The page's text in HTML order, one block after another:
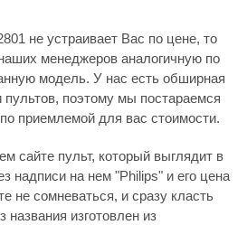
не устраивает Вас по цене, то
менеджеров аналогичную по
модель. У нас есть обширная
пультов, поэтому мы постараемся
приемлемой для вас стоимости.
сайте пульт, который выглядит в
надписи на нем "Philips" и его цена
не сомневаться, и сразу класть
названия изготовлен из